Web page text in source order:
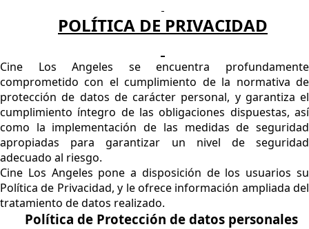
POLÍTICA DE PRIVACIDAD
Cine Los Angeles se encuentra profundamente
comprometido con el cumplimiento de la normativa de
protección de datos de carácter personal, y garantiza el
cumplimiento íntegro de las obligaciones dispuestas, así
como la implementación de las medidas de seguridad
apropiadas para garantizar un nivel de seguridad
adecuado al riesgo.
Cine Los Angeles pone a disposición de los usuarios su
Política de Privacidad, y le ofrece información ampliada del
tratamiento de datos realizado.
Política de Protección de datos personales